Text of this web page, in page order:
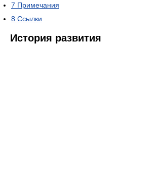
7 Примечания
8 Ссылки
История развития